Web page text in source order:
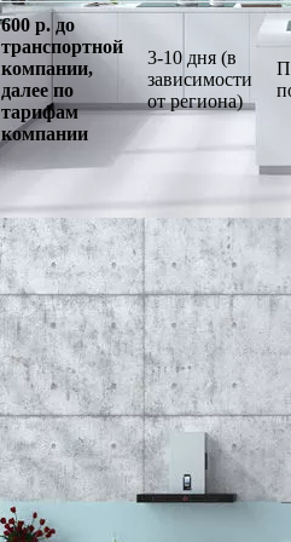
600 р. до
транспортной
компании,
далее по
тарифам
компании
3-10 дня (в
зависимости
от региона)